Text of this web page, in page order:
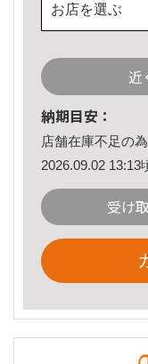
お店を選ぶ
近
納期目安：
店舗在庫不足の
2026.09.02 13:13
受け